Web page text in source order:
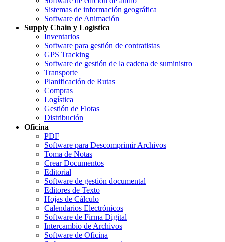
Sistemas de información geográfica
Software de Animación
Supply Chain y Logística
Inventarios
Software para gestión de contratistas
GPS Tracking
Software de gestión de la cadena de suministro
Transporte
Planificación de Rutas
Compras
Logística
Gestión de Flotas
Distribución
Oficina
PDF
Software para Descomprimir Archivos
Toma de Notas
Crear Documentos
Editorial
Software de gestión documental
Editores de Texto
Hojas de Cálculo
Calendarios Electrónicos
Software de Firma Digital
Intercambio de Archivos
Software de Oficina